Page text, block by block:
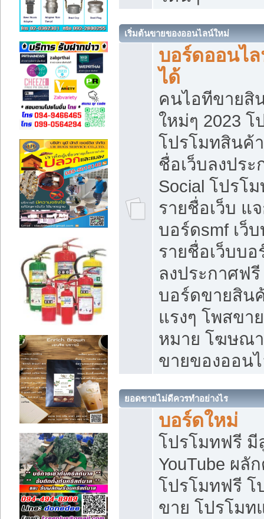
เริ่มต้นขายของออนไลน์ใหม่
บอร์ดออนไ
ได้
คนไอทีขายสิ
ใหม่ๆ 2023
โปรโมทสินค้
ชื่อเว็บลงปร
Social โปรโ
รายชื่อเว็บ แ
บอร์ดsmf เว็
รายชื่อเว็บบ
ลงประกาศฟรี
บอร์ดขายสิน
แรงๆ โพสขา
หมาย โฆษณ
ขายของออน
ยอดขายไม่ดีควรทำอย่างไร
บอร์ดใหม่
โปรโมทฟรี มี
YouTube ผลั
โปรโมทฟรี โ
ขาย โปรโมท